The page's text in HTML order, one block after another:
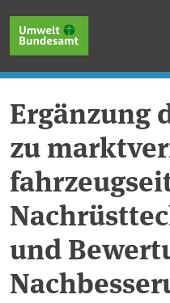
Ergänzung
zu
und